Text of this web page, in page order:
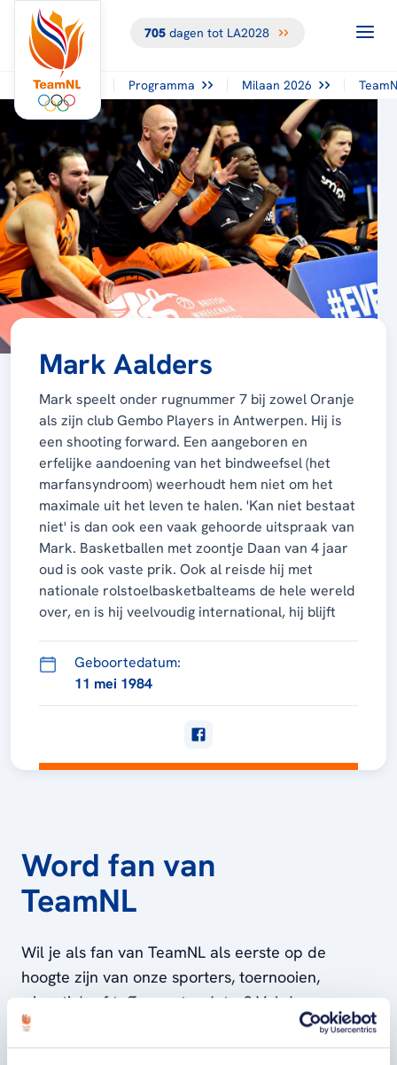
705dagen tot LA2028
Programma Milaan 2026
Mark Aalders
Mark speelt onder rugnummer 7 bij zowel Oranje
als zijn club Gembo Players in Antwerpen. Hij is
een shooting forward. Een aangeboren en
erfelijke aandoening van het bindweefsel (het
marfansyndroom) weerhoudt hem niet om het
maximale uit het leven te halen. 'Kan niet bestaat
niet' is dan ook een vaak gehoorde uitspraak van
Mark. Basketballen met zoontje Daan van 4 jaar
oud is ook vaste prik. Ook al reisde hij met
nationale rolstoelbasketbalteams de hele wereld
over, en is hij veelvoudig international, hij blijft
worden in defense, zodat ik makkelijker door de
bondscoach kan worden ingezet", klinkt het
eenvoudig: "Ik wil winnen! Mensen zouden eens
moeten zien hoe groot de passie is in ons team
er niet. Verder trekt hij veel op met Walter
Groen. Naast zijn leven als international geeft
Mark ook clinics Rolstoelbasketbal. Voor meer
www.markaalders.nl.
Geboortedatum:
11 mei 1984
Word fan van
TeamNL
Wil je als fan van TeamNL als eerste op de
hoogte zijn van onze sporters, toernooien,
winactie's of toffe sportupdates? Vul dan
hieronder je gegevens in om je in te schrijven
voor onze nieuwsbrief.